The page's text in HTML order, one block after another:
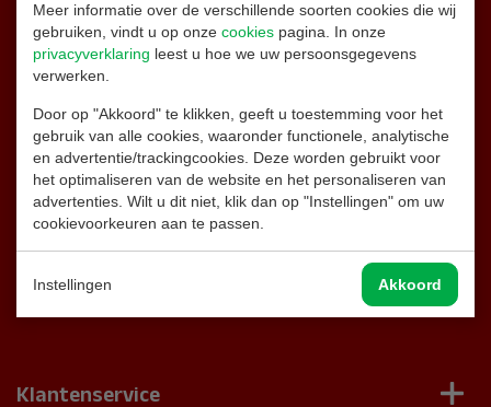
Meer informatie over de verschillende soorten cookies die wij
gebruiken, vindt u op onze cookies pagina. In onze
privacyverklaring leest u hoe we uw persoonsgegevens
verwerken.
Door op "Akkoord" te klikken, geeft u toestemming voor het
gebruik van alle cookies, waaronder functionele, analytische
en advertentie/trackingcookies. Deze worden gebruikt voor
het optimaliseren van de website en het personaliseren van
advertenties. Wilt u dit niet, klik dan op "Instellingen" om uw
cookievoorkeuren aan te passen.
Instellingen Akkoord
info@brandblussershop.nl
0180 - 556 747
Naar de contactpagina
Facebook
Instagram
Klantenservice